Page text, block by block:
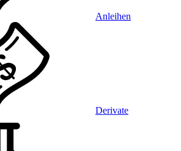
Anleihen
Derivate